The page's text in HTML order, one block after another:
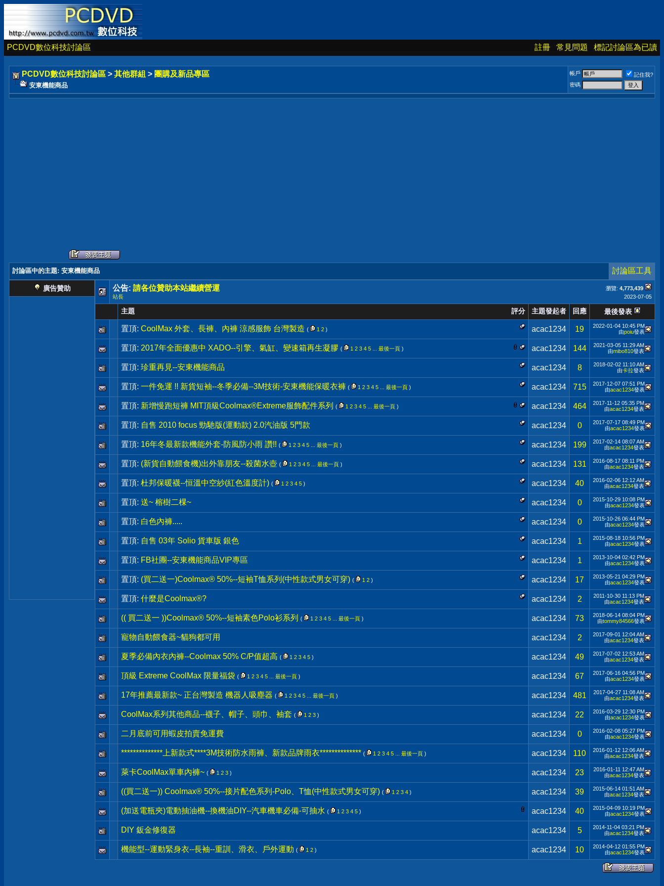
PCDVD數位科技討論區 註冊 常見問題 標記討論區為已讀
PCDVD數位科技討論區 > 其他群組 > 團購及新品專區
安東機能商品
帳戶
記住我?
密碼
討論區中的主題: 安東機能商品 討論區工具
廣告贊助 瀏覽: 4,773,439
公告: 請各位贊助本站繼續營運
2023-07-05
站長
評分
主題 主題發起者 回應 最後發表
置頂: CoolMax 外套、長褲、內褲 涼感服飾 台灣製造 ( 1 2 ) acac1234 19 2022-01-04 10:45 PM
由poiu發表
置頂: 2017年全面優惠中 XADO--引擎、氣缸、變速箱再生凝膠 ( 1 2 3 4 5 最後一頁 ) acac1234 144 2021-03-05 11:29 AM
由mibo810發表
置頂: 珍重再見--安東機能商品 acac1234 8 2018-02-02 11:10 AM
由卡拉發表
置頂: 一件免運 !! 新貨短袖--冬季必備--3M技術-安東機能保暖衣褲 ( 1 2 3 4 5 最後一頁 ) acac1234 715 2017-12-07 07:51 PM
由acac1234發表
置頂: 新增慢跑短褲 MIT頂級Coolmax®Extreme服飾配件系列 ( 1 2 3 4 5 最後一頁 ) acac1234 464 2017-11-12 05:35 PM
由acac1234發表
置頂: 自售 2010 focus 勁馳版(運動款) 2.0汽油版 5門款 acac1234 0 2017-07-17 08:49 PM
由acac1234發表
置頂: 16年冬最新款機能外套-防風防小雨 讚!! ( 1 2 3 4 5 最後一頁 ) acac1234 199 2017-02-14 08:07 AM
由acac1234發表
置頂: (新貨自動餵食機)出外靠朋友--殺菌水壺 ( 1 2 3 4 5 最後一頁 ) acac1234 131 2016-08-17 08:11 PM
由acac1234發表
置頂: 杜邦保暖襪--恒溫中空紗(紅色溫度計) ( 1 2 3 4 5 ) acac1234 40 2016-02-06 12:12 AM
由acac1234發表
置頂: 送~ 榕樹二棵~ acac1234 0 2015-10-29 10:08 PM
由acac1234發表
置頂: 白色內褲..... acac1234 0 2015-10-26 06:44 PM
由acac1234發表
置頂: 自售 03年 Solio 貨車版 銀色 acac1234 1 2015-08-18 10:56 PM
由acac1234發表
置頂: FB社團--安東機能商品VIP專區 acac1234 1 2013-10-04 02:42 PM
由acac1234發表
置頂: (買二送一)Coolmax® 50%--短袖T恤系列(中性款式男女可穿) ( 1 2 ) acac1234 17 2013-05-21 04:29 PM
由acac1234發表
置頂: 什麼是Coolmax®? acac1234 2 2011-10-30 11:13 PM
由acac1234發表
(( 買二送一 ))Coolmax® 50%--短袖素色Polo衫系列 ( 1 2 3 4 5 最後一頁 ) acac1234 73 2018-06-14 08:04 PM
由tommy84566發表
寵物自動餵食器~貓狗都可用 acac1234 2 2017-09-01 12:04 AM
由acac1234發表
夏季必備內衣內褲--Coolmax 50% C/P值超高 ( 1 2 3 4 5 ) acac1234 49 2017-07-02 12:53 AM
由acac1234發表
頂級 Extreme CoolMax 限量福袋 ( 1 2 3 4 5 最後一頁 ) acac1234 67 2017-06-16 04:56 PM
由acac1234發表
17年推薦最新款~ 正台灣製造 機器人吸塵器 ( 1 2 3 4 5 最後一頁 ) acac1234 481 2017-04-27 11:08 AM
由acac1234發表
CoolMax系列其他商品--襪子、帽子、頭巾、袖套 ( 1 2 3 ) acac1234 22 2016-03-29 12:30 PM
由acac1234發表
二月底前可用蝦皮拍賣免運費 acac1234 0 2016-02-08 05:27 PM
由acac1234發表
**************上新款式****3M技術防水雨褲、新款品牌雨衣************** ( 1 2 3 4 5 最後一頁 ) acac1234 110 2016-01-12 12:06 AM
由acac1234發表
萊卡CoolMax單車內褲~ ( 1 2 3 ) acac1234 23 2016-01-11 12:47 AM
由acac1234發表
((買二送一)) Coolmax® 50%--接片配色系列-Polo、T恤(中性款式男女可穿) ( 1 2 3 4 ) acac1234 39 2015-06-14 01:51 AM
由acac1234發表
(加送電瓶夾)電動抽油機--換機油DIY--汽車機車必備-可抽水 ( 1 2 3 4 5 ) acac1234 40 2015-04-09 10:19 PM
由acac1234發表
DIY 鈑金修復器 acac1234 5 2014-11-04 03:21 PM
由acac1234發表
機能型--運動緊身衣--長袖--重訓、滑衣、戶外運動 ( 1 2 ) acac1234 10 2014-04-12 01:55 PM
由acac1234發表